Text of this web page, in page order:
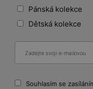
Pánská kolekce
Dětská kolekce
Souhlasím se